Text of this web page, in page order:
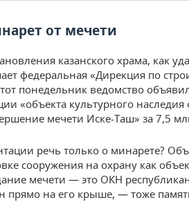
от мечети
казанского храма, как
федеральная «Дирекция по
понедельник ведомство
«объекта культурного
мечети Иске-Таш» за 7,5
речь только о минарете?
сооружения на охрану как
мечети — это ОКН
прямо на его крыше, — тоже